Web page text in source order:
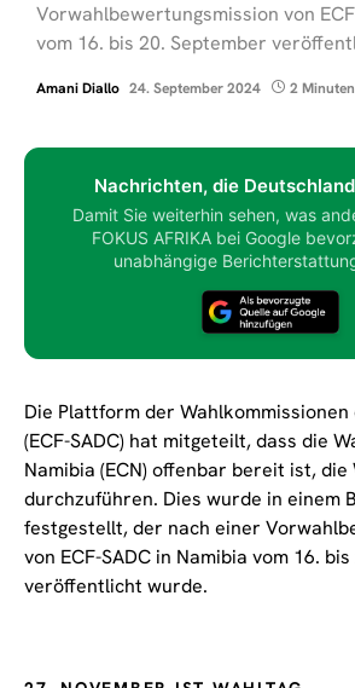
Vorwahlbewertungsmission von
vom 16. bis 20. September
Amani Diallo 24. September 2024 2
Nachrichten, die
Damit Sie weiterhin sehen, was
FOKUS AFRIKA bei Google
unabhängige
Die Plattform der Wahlkommissionen
(ECF-SADC) hat mitgeteilt, dass die
Namibia (ECN) offenbar bereit ist, die
durchzuführen. Dies wurde in einem
festgestellt, der nach einer
von ECF-SADC in Namibia vom 16.
veröffentlicht wurde.